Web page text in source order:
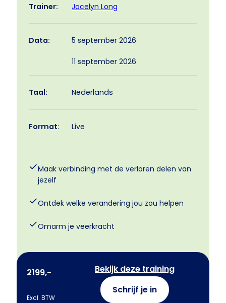
Trainer: Jocelyn Long
Data: 5 september 2026
11 september 2026
Taal: Nederlands
Format: Live
Maak verbinding met de verloren delen van
jezelf
Ontdek welke verandering jou zou helpen
Omarm je veerkracht
2199,-
Excl. BTW
Bekijk deze training
Schrijf je in